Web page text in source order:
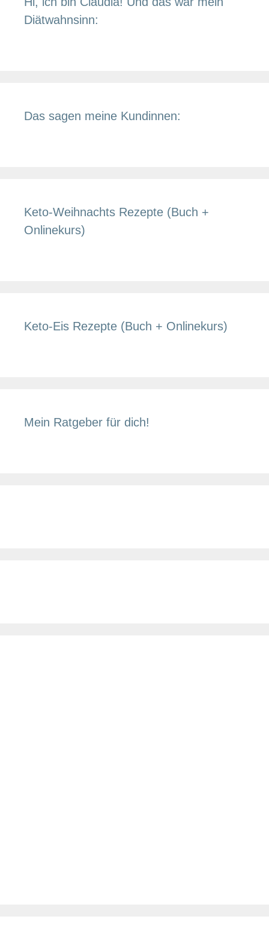
Diätwahnsinn:
Das sagen meine Kundinnen:
Keto-Weihnachts Rezepte (Buch +
Onlinekurs)
Keto-Eis Rezepte (Buch + Onlinekurs)
Mein Ratgeber für dich!